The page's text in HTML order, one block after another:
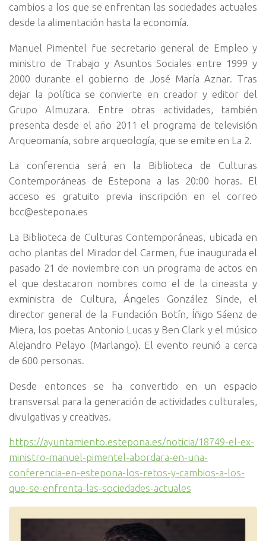
cambios a los que se enfrentan las sociedades actuales
desde la alimentación hasta la economía.
Manuel Pimentel fue secretario general de Empleo y
ministro de Trabajo y Asuntos Sociales entre 1999 y
2000 durante el gobierno de José María Aznar. Tras
dejar la política se convierte en creador y editor del
Grupo Almuzara. Entre otras actividades, también
presenta desde el año 2011 el programa de televisión
Arqueomanía, sobre arqueología, que se emite en La 2.
La conferencia será en la Biblioteca de Culturas
Contemporáneas de Estepona a las 20:00 horas. El
acceso es gratuito previa inscripción en el correo
bcc@estepona.es
La Biblioteca de Culturas Contemporáneas, ubicada en
ocho plantas del Mirador del Carmen, fue inaugurada el
pasado 21 de noviembre con un programa de actos en
el que destacaron nombres como el de la cineasta y
exministra de Cultura, Ángeles González Sinde, el
director general de la Fundación Botín, Íñigo Sáenz de
Miera, los poetas Antonio Lucas y Ben Clark y el músico
Alejandro Pelayo (Marlango). El evento reunió a cerca
de 600 personas.
Desde entonces se ha convertido en un espacio
transversal para la generación de actividades culturales,
divulgativas y creativas.
https://ayuntamiento.estepona.es/noticia/18749-el-ex-
ministro-manuel-pimentel-abordara-en-una-
conferencia-en-estepona-los-retos-y-cambios-a-los-
que-se-enfrenta-las-sociedades-actuales